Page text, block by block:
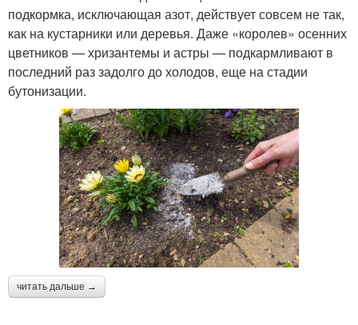
подкормка, исключающая азот, действует совсем не так,
как на кустарники или деревья. Даже «королев» осенних
цветников — хризантемы и астры — подкармливают в
последний раз задолго до холодов, еще на стадии
бутонизации.
читать дальше →